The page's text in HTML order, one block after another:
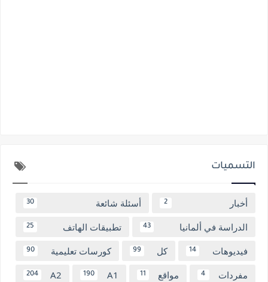
التسميات
أخبار 2 أسئلة شائعة 30
الدراسة في ألمانيا 43 تطبيقات الهاتف 25
فيديوهات 14 كل 99 كورسات تعليمية 90
مفردات 4 مواقع 11
A1
190
A2
204